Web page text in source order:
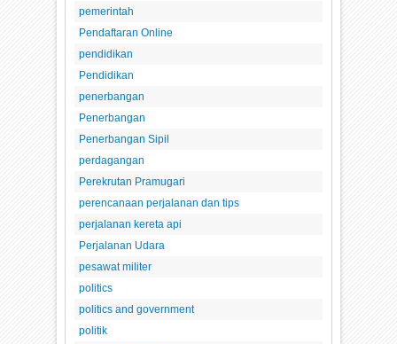
pemerintah
Pendaftaran Online
pendidikan
Pendidikan
penerbangan
Penerbangan
Penerbangan Sipil
perdagangan
Perekrutan Pramugari
perencanaan perjalanan dan tips
perjalanan kereta api
Perjalanan Udara
pesawat militer
politics
politics and government
politik